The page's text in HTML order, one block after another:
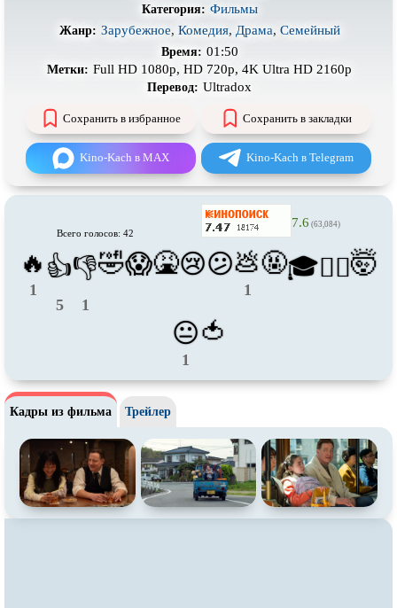
во времени Про роботов
Про самолёты
Про собак Про снайперов
Про супергероев Про танки
Про танцы Про тюрьму
Про футбол Про хакеров
Про шпионов
Про Юристов иАдвокатов Псевдодокументальный
Режиссёрская версия Роуд-муви
Сверхспособности
Стимпанк
обнажённой натурой
Чёрная комедия
TeleSynch
CAMRip
Категория: Фильмы
Жанр: Зарубежное, Комедия, Драма, Семейный
Время: 01:50
Метки: Full HD 1080p, HD 720p, 4K Ultra HD 2160p
Перевод: Ultradox
Сохранить в избранное Сохранить в закладки
Kino-Kach в MAX Kino-Kach в Telegram
Всего голосов: 42
7.6 (63,084)
🔥
1
👍
5
👎
1
🤣😱🤮😢😕💩
1
🤬🎓😵‍💫🤯
😐
1
🍅
Кадры из фильма Трейлер